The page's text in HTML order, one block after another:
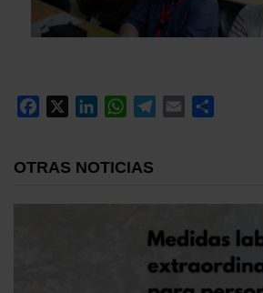
Facebook LinkedInWhatsApp
Telegram
Email
OTRAS NOTICIAS